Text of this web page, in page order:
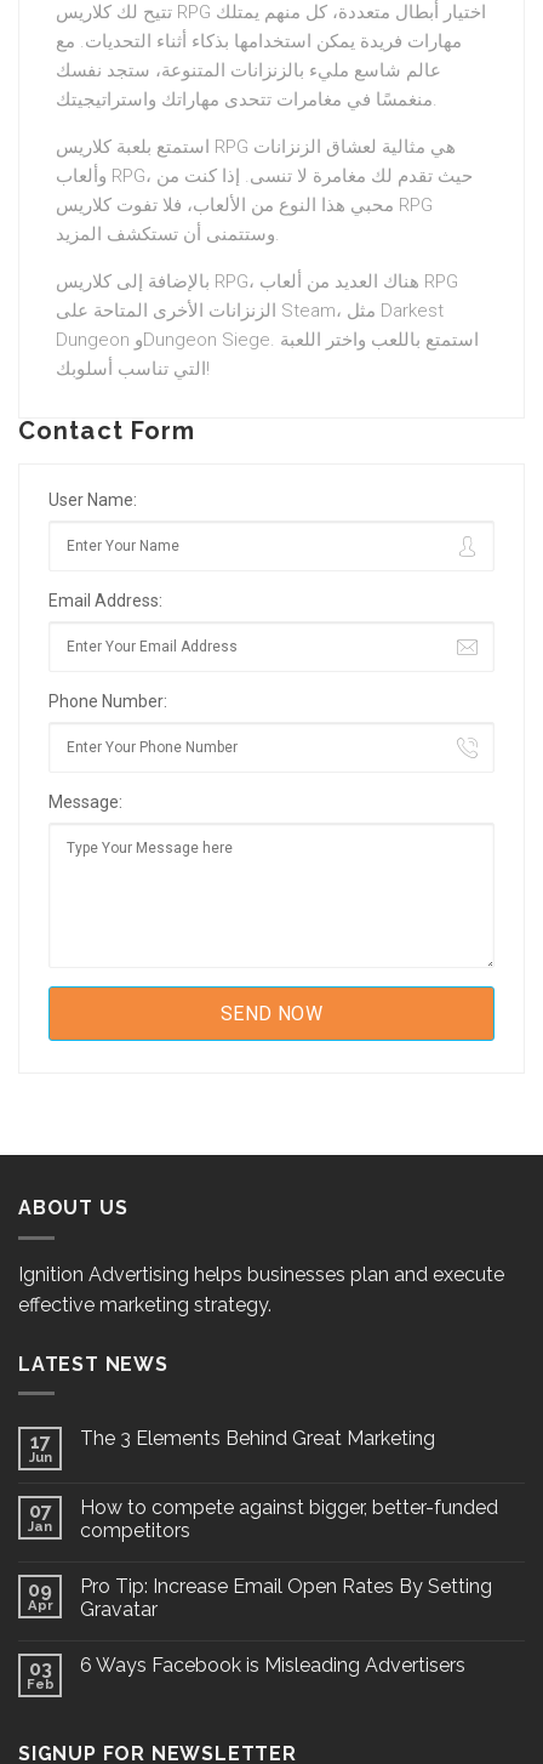
تتيح لك كلاريس RPG اختيار أبطال متعددة، كل منهم يمتلك
مهارات فريدة يمكن استخدامها بذكاء أثناء التحديات. مع
عالم شاسع مليء بالزنزانات المتنوعة، ستجد نفسك
منغمسًا في مغامرات تتحدى مهاراتك واستراتيجيتك.
استمتع بلعبة كلاريس RPG هي مثالية لعشاق الزنزانات
وألعاب RPG، حيث تقدم لك مغامرة لا تنسى. إذا كنت من
محبي هذا النوع من الألعاب، فلا تفوت كلاريس RPG
وستتمنى أن تستكشف المزيد.
بالإضافة إلى كلاريس RPG، هناك العديد من ألعاب RPG
الزنزانات الأخرى المتاحة على Steam، مثل Darkest
Dungeon وDungeon Siege. استمتع باللعب واختر اللعبة
التي تناسب أسلوبك!
Contact Form
User Name:
Email Address:
Phone Number:
Message:
ABOUT US
Ignition Advertising helps businesses plan and execute
effective marketing strategy.
LATEST NEWS
17
Jun
The 3 Elements Behind Great Marketing
07
Jan
How to compete against bigger, better-funded
competitors
09
Apr
Pro Tip: Increase Email Open Rates By Setting
Gravatar
03
Feb
6 Ways Facebook is Misleading Advertisers
SIGNUP FOR NEWSLETTER